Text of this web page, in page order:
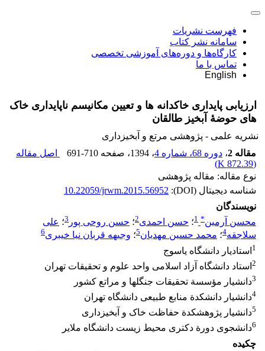
فهرست نشریات
سامانه نشر کتاب
کارگاه‌ها و دوره‌های آموزشی تخصصی
تماس با ما
English
ارزیابی پایداری خاکدانه‏ ها و تعیین مکانیسم ناپایداری خاک‏
های حوضۀ آبخیز طالقان
نشریه علمی - پژوهشی مرتع و آبخیزداری
مقاله 2
، دوره 68، شماره 4 ، 1394 ، صفحه 691-710
اصل مقاله
(
872.39 K
)
نوع مقاله: مقاله پژوهشی
شناسه دیجیتال (DOI):
10.22059/jrwm.2015.56952
نویسندگان
محسن آرمین*
1؛ حسن احمدی2؛ حسن روحی پور 3؛ علی
سلاجقه4؛ محمد حسین مهدیان5؛ وجیهه قربان نیا خیبری6
1 استادیار دانشگاه یاسوج
2 استاد دانشگاه آزاد اسلامی واحد علوم و تحقیقات تهران
3دانشیار مؤسسة تحقیقات جنگل‏ها و مراتع کشور
4دانشیار دانشکدة منابع طبیعی دانشگاه تهران
5دانشیار پژوهشکدة حفاظت خاک و آبخیزداری
6دانشجوی دورة دکتری محیط زیست دانشگاه ملایر
چکیده